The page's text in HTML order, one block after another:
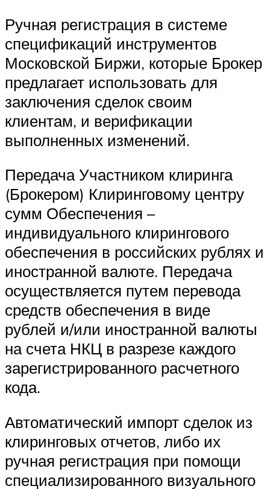
Ручная регистрация в системе
спецификаций инструментов
Московской Биржи, которые Брокер
предлагает использовать для
заключения сделок своим
клиентам, и верификации
выполненных изменений.
Передача Участником клиринга
(Брокером) Клиринговому центру
сумм Обеспечения –
индивидуального клирингового
обеспечения в российских рублях и
иностранной валюте. Передача
осуществляется путем перевода
средств обеспечения в виде
рублей и/или иностранной валюты
на счета НКЦ в разрезе каждого
зарегистрированного расчетного
кода.
Автоматический импорт сделок из
клиринговых отчетов, либо их
ручная регистрация при помощи
специализированного визуального